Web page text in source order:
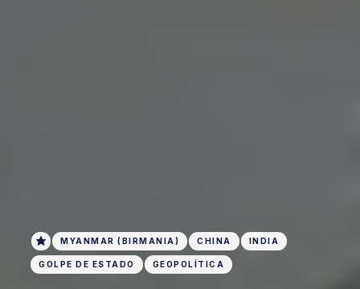
MYANMAR (BIRMANIA) CHINA INDIA
GOLPE DE ESTADO GEOPOLÍTICA